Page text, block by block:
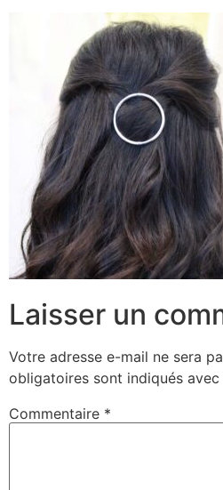
Laisser un
Votre adresse e-mail ne sera
obligatoires sont indiqués avec
Commentaire *